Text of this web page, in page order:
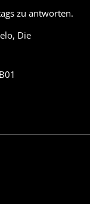
zu antworten.
Die